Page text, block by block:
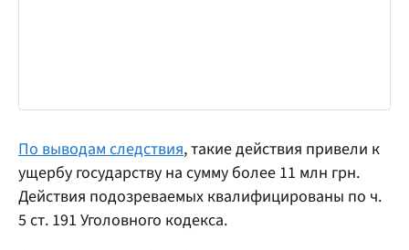
По выводам следствия, такие действия привели к
ущербу государству на сумму более 11 млн грн.
Действия подозреваемых квалифицированы по ч.
5 ст. 191 Уголовного кодекса.